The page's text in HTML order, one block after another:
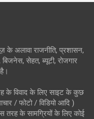
के अलावा राजनीति, प्रशासन,
सेहत, ब्यूटी, रोजगार
के विवाद के लिए साइट के कुछ
/ फोटो / विडियो आदि )
तरह के सामग्रियों के लिए कोई